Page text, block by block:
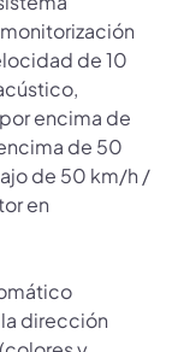
de 10
encima de
de 50
de 50 km/h /
en
dirección